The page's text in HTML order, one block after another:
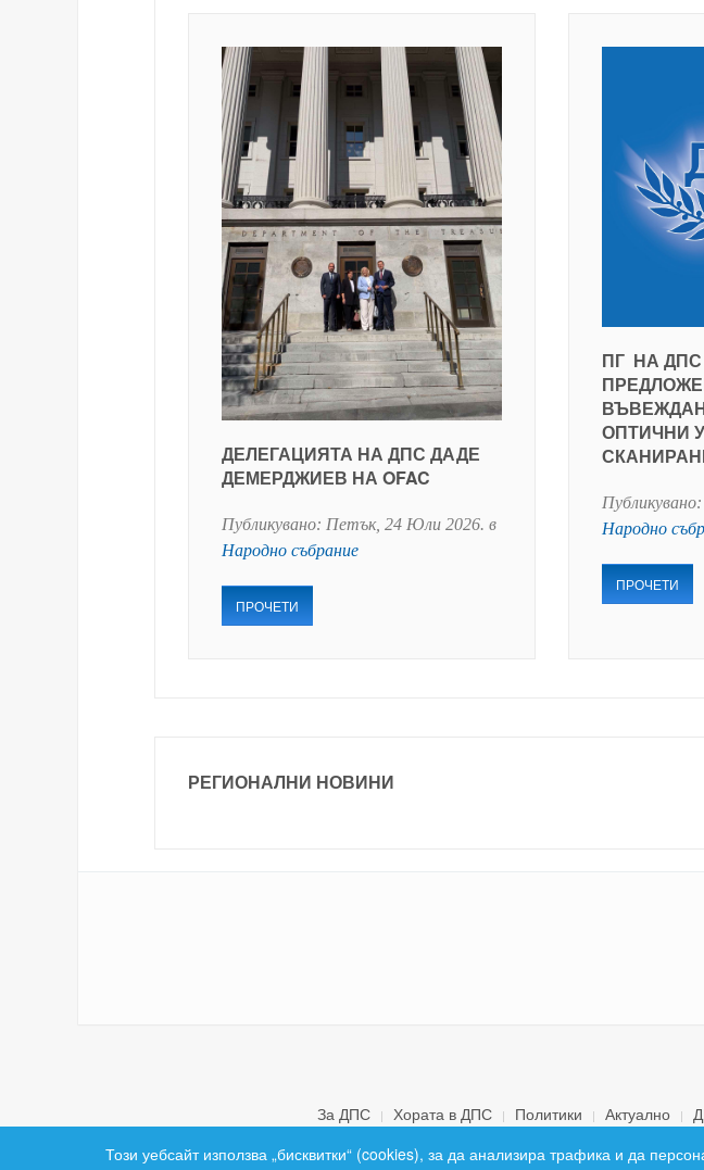
ДЕЛЕГАЦИЯТА НА ДПС ДАДЕ
ДЕМЕРДЖИЕВ НА OFAC
Публикувано: Петък, 24 Юли 2026. в
Народно събрание
ПРОЧЕТИ
ПГ НА
ОПТИЧНИ
Публикувано:
Народно
ПРОЧЕТИ
РЕГИОНАЛНИ НОВИНИ
За ДПС Хората в ДПС Политики Актуално
Този уебсайт използва „бисквитки“ (cookies), за да анализира трафика и да